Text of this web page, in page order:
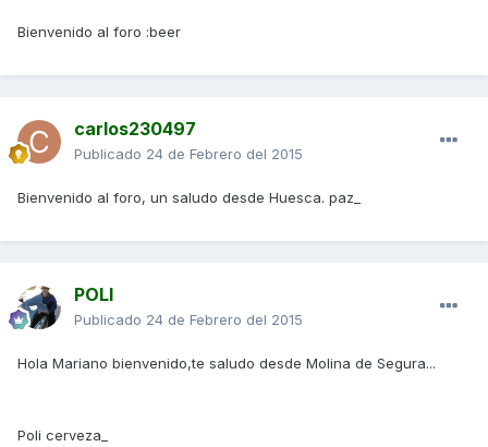
Bienvenido al foro :beer
carlos230497
Publicado 24 de Febrero del 2015
Bienvenido al foro, un saludo desde Huesca. paz_
POLI
Publicado 24 de Febrero del 2015
Hola Mariano bienvenido,te saludo desde Molina de Segura...
Poli cerveza_